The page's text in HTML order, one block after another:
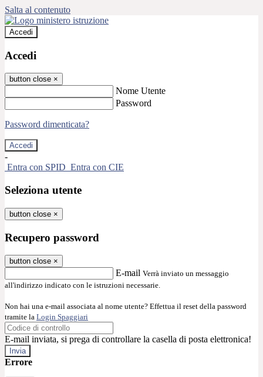
Salta al contenuto
Accedi
Accedi
button close ×
Nome Utente
Password
Password dimenticata?
-
Entra con SPID Entra con CIE
Seleziona utente
button close ×
Recupero password
button close ×
E-mail Verrà inviato un messaggio
all'indirizzo indicato con le istruzioni necessarie.
Non hai una e-mail associata al nome utente? Effettua il reset della password
tramite la Login Spaggiari
E-mail inviata, si prega di controllare la casella di posta elettronica!
Errore